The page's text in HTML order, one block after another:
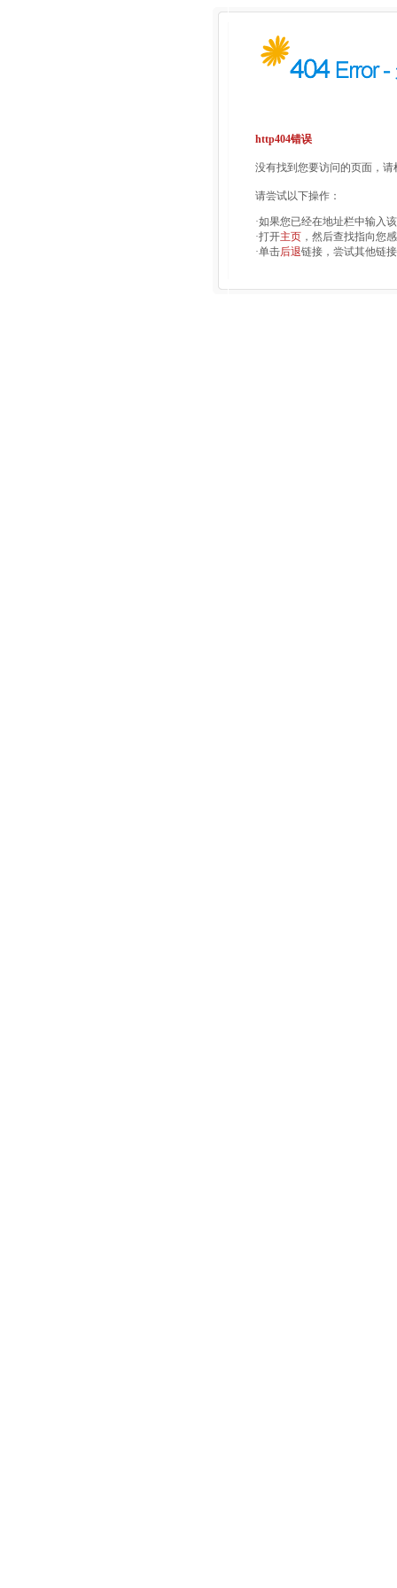
http404错误
没有找到您要访问的页面，
请尝试以下操作：
·如果您已经在地址栏中输入
·打开主页 ，然后查找指向您
·单击后退链接，尝试其他链